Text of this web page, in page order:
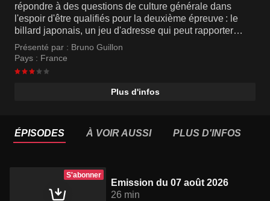
répondre à des questions de culture générale dans
l'espoir d'être qualifiés pour la deuxième épreuve : le
billard japonais, un jeu d'adresse qui peut rapporter
cadeaux et argent. Les candidats qui perdent leur duel
de culture générale réintègrent le public et peuvent donc
être à nouveau tirés au sort.
Présenté par : Bruno Guillon
Pays : France
Plus d'infos
ÉPISODES À VOIR AUSSI PLUS D'INFOS
S'abonner
Emission du 07 août 2026
26 min